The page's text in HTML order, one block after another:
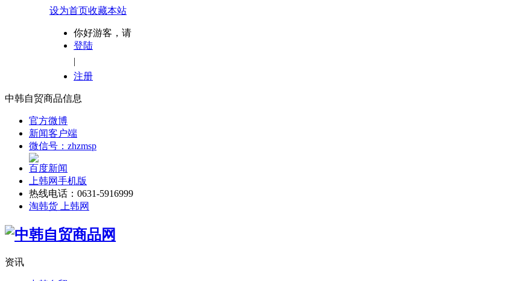
设为首页收藏本站
你好游客，请
登陆
|
注册
中韩自贸商品信息
官方微博
新闻客户端
微信号：zhzmsp
百度新闻
上韩网手机版
热线电话：0631-5916999
淘韩货 上韩网
资讯